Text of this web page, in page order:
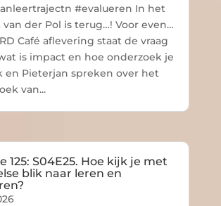
#evalueren In het
der Pol is terug…! Voor even…
Café aflevering staat de vraag
is impact en hoe onderzoek je
en Pieterjan spreken over het
van...
125: S04E25. Hoe kijk je met
blik naar leren en